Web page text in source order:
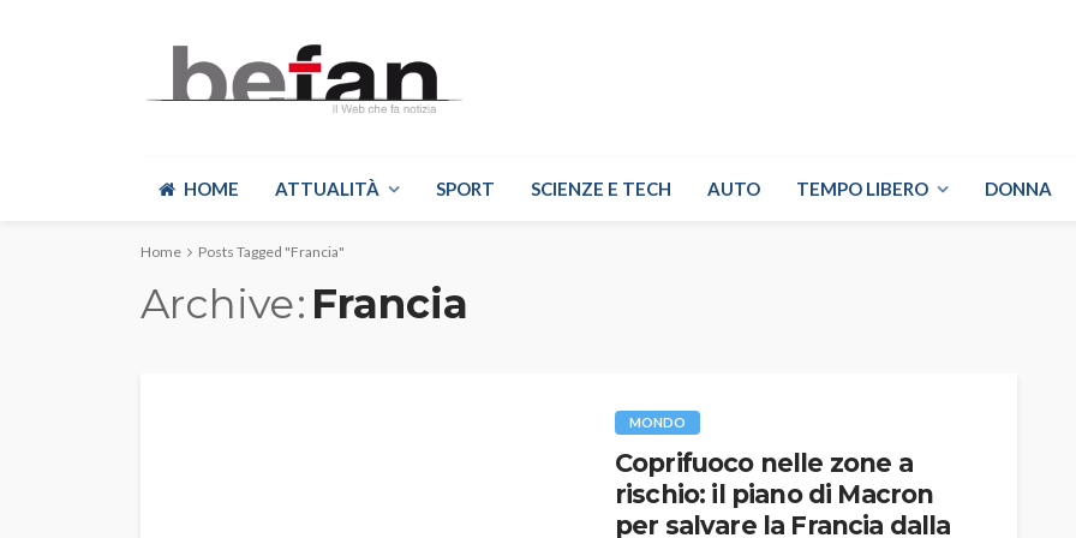
HOME ATTUALITÀ SPORT SCIENZE E TECH AUTO TEMPO LIBERO DONNA
Home Posts Tagged "Francia"
Archive Francia
MONDO
Coprifuoco nelle zone a
rischio: il piano di Macron
per salvare la Francia dalla